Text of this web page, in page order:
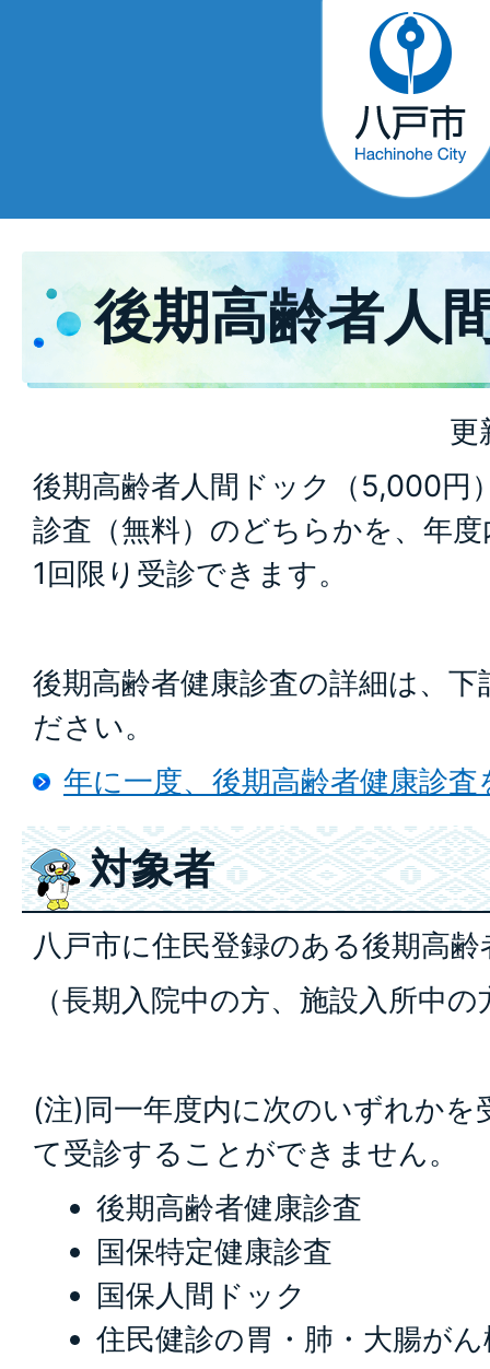
後期高齢者人
更
後期高齢者人間ドック（5,000円
診査（無料）のどちらかを、年
1回限り受診できます。
後期高齢者健康診査の詳細は、
ださい。
年に一度、後期高齢者健康診
対象者
八戸市に住民登録のある後期高
（長期入院中の方、施設入所中
(注)同一年度内に次のいずれかを
て受診することができません。
後期高齢者健康診査
国保特定健康診査
国保人間ドック
住民健診の胃・肺・大腸が